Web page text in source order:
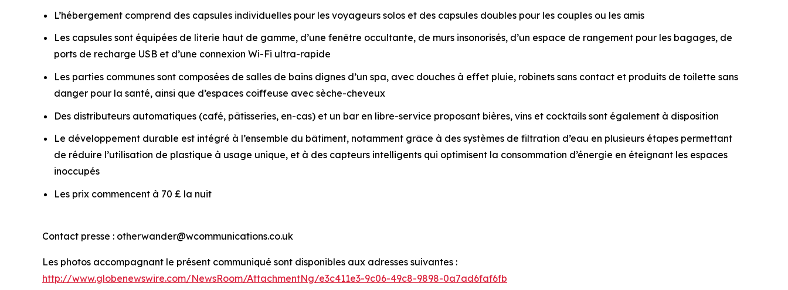
L’hébergement comprend des capsules individuelles pour les voyageurs solos et des capsules doubles pour les couples ou les amis
Les capsules sont équipées de literie haut de gamme, d’une fenêtre occultante, de murs insonorisés, d’un espace de rangement pour les bagages, de
ports de recharge USB et d’une connexion Wi-Fi ultra-rapide
Les parties communes sont composées de salles de bains dignes d’un spa, avec douches à effet pluie, robinets sans contact et produits de toilette sans
danger pour la santé, ainsi que d’espaces coiffeuse avec sèche-cheveux
Des distributeurs automatiques (café, pâtisseries, en-cas) et un bar en libre-service proposant bières, vins et cocktails sont également à disposition
Le développement durable est intégré à l’ensemble du bâtiment, notamment grâce à des systèmes de filtration d’eau en plusieurs étapes permettant
de réduire l’utilisation de plastique à usage unique, et à des capteurs intelligents qui optimisent la consommation d’énergie en éteignant les espaces
inoccupés
Les prix commencent à 70 £ la nuit
Contact presse : otherwander@wcommunications.co.uk
Les photos accompagnant le présent communiqué sont disponibles aux adresses suivantes :
http://www.globenewswire.com/NewsRoom/AttachmentNg/e3c411e3-9c06-49c8-9898-0a7ad6faf6fb